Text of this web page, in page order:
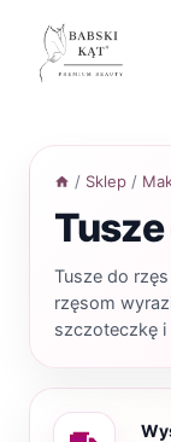
treści
/ Sklep /
Tusze do
rzęsom
szczoteczkę